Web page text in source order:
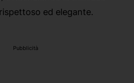
ed elegante.
Pubblicità